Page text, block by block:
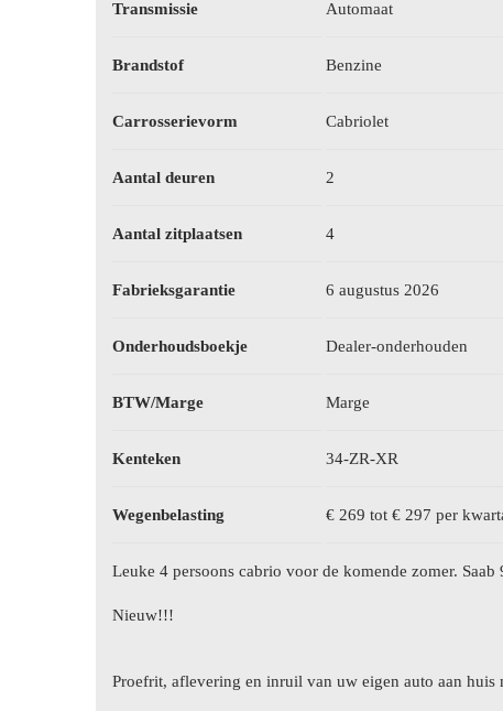
Transmissie Automaat
Brandstof Benzine
Carrosserievorm Cabriolet
Aantal deuren 2
Aantal zitplaatsen 4
Fabrieksgarantie 6 augustus 2026
Onderhoudsboekje Dealer-onderhouden
BTW/Marge Marge
Kenteken 34-ZR-XR
Wegenbelasting € 269 tot € 297 per
Leuke 4 persoons cabrio voor de komende zomer.
Nieuw!!!
Proefrit, aflevering en inruil van uw eigen auto aan huis